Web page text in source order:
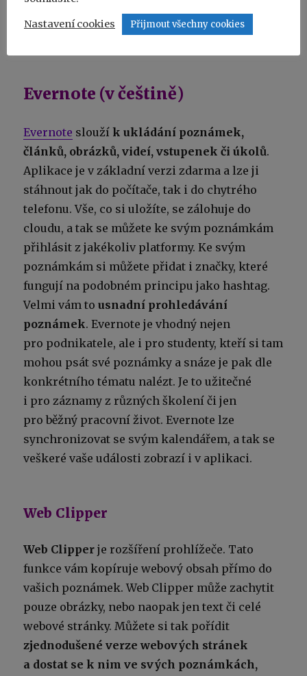
modelů
. Funkce SmartMockups funguje
i v bezplatné verzi.
Evernote (v češtině)
Evernote slouží k ukládání poznámek,
článků, obrázků, videí, vstupenek či úkolů.
Aplikace je v základní verzi zdarma a lze ji
stáhnout jak do počítače, tak i do chytrého
telefonu. Vše, co si uložíte, se zálohuje do
cloudu, a tak se můžete ke svým poznámkám
přihlásit z jakékoliv platformy. Ke svým
poznámkám si můžete přidat i značky, které
fungují na podobném principu jako hashtag.
Velmi vám tousnadní prohledávání
poznámek. Evernote je vhodný nejen
pro podnikatele, ale i pro studenty, kteří si tam
mohou psát své poznámky a snáze je pak dle
konkrétního tématu nalézt. Je to užitečné
i pro záznamy z různých školení či jen
pro běžný pracovní život. Evernote lze
synchronizovat se svým kalendářem, a tak se
veškeré vaše události zobrazí i v aplikaci.
Web Clipper
Web Clipper je rozšíření prohlížeče. Tato
funkce vám kopíruje webový obsah přímo do
vašich poznámek. Web Clipper může zachytit
pouze obrázky, nebo naopak jen text či celé
webové stránky. Můžete si tak pořídit
zjednodušené verze webových stránek
a dostat se k nim ve svých poznámkách,
Nastavení cookies Přijmout všechny cookies